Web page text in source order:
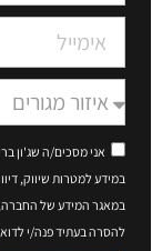
אני מסכים/ה שג'ון
במידע למטרות שיווק,
במאגר המידע של
להסרה בעתיד פנה/י